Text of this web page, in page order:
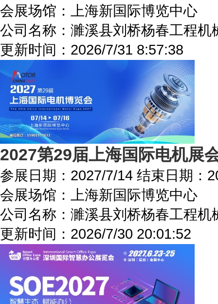
会展场馆：
上海新国际博览中心
公司名称：濉溪县刘桥杨春工程机
更新时间： 2026/7/31 8:57:38
2027第29届上海国际电机展
参展日期： 2027/7/14 结束日期：
会展场馆：
上海新国际博览中心
公司名称：濉溪县刘桥杨春工程机
更新时间： 2026/7/30 20:01:52